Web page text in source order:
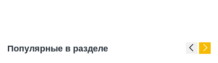
Популярные в разделе